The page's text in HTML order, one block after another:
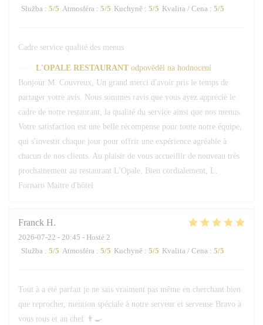
Služba : 5/5 Atmosféra : 5/5 Kuchyně : 5/5 Kvalita / Cena : 5/5
Cadre service qualité des menus
L'OPALE RESTAURANT odpověděl na hodnocení
Bonjour M. Couvreux, Un grand merci d'avoir pris le temps de
partager votre avis. Nous sommes ravis que vous ayez apprécié le
cadre de notre restaurant, la qualité du service ainsi que nos menus.
Votre satisfaction est une belle récompense pour toute notre équipe,
qui s'investit chaque jour pour offrir une expérience agréable à
chacun de nos clients. Au plaisir de vous accueillir de nouveau très
prochainement au restaurant L'Opale. Bien cordialement, L.
Fornaro Maitre d'hôtel
Franck H
2026-07-22 - 20:45 - Hosté 2
Služba : 5/5 Atmosféra : 5/5 Kuchyně : 5/5 Kvalita / Cena : 5/5
Tout à a été parfait je ne sais vraiment pas même en cherchant bien
que reprocher, mention spéciale à notre serveur et serveuse Bravo à
vous tous et au chef 👨‍🍳